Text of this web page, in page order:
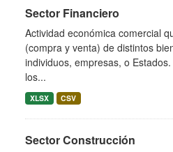
Sector Financiero
Actividad económica comercial
(compra y venta) de distintos
individuos, empresas, o
los...
XLSX CSV
Sector Construcción